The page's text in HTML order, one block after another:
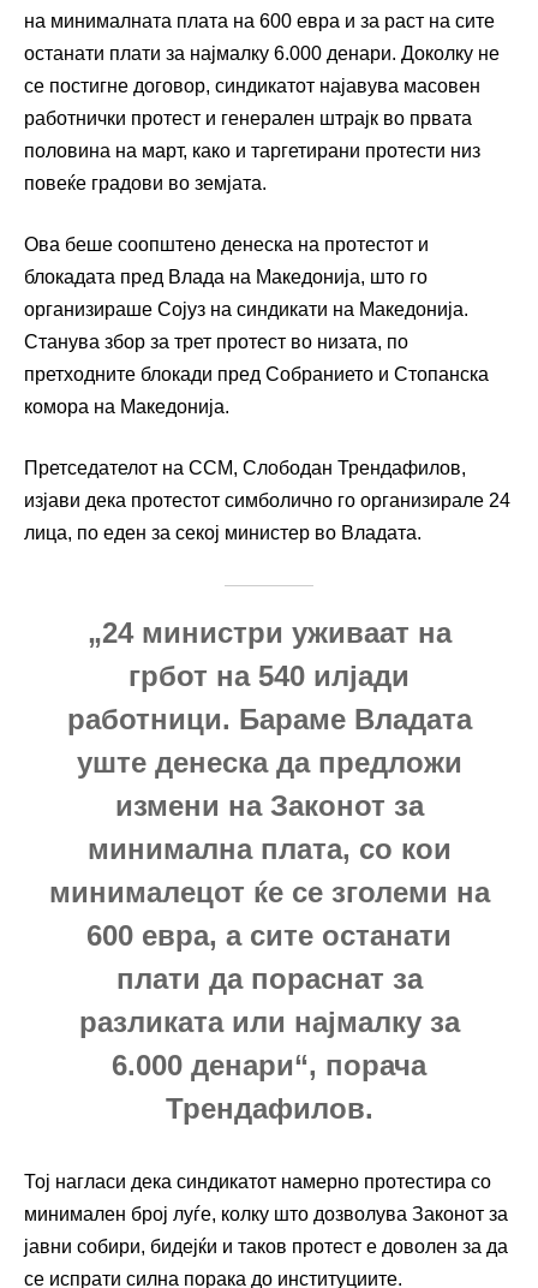
на минималната плата на 600 евра и за раст на сите
останати плати за најмалку 6.000 денари. Доколку не
се постигне договор, синдикатот најавува масовен
работнички протест и генерален штрајк во првата
половина на март, како и таргетирани протести низ
повеќе градови во земјата.
Ова беше соопштено денеска на протестот и
блокадата пред Влада на Македонија, што го
организираше Сојуз на синдикати на Македонија.
Станува збор за трет протест во низата, по
претходните блокади пред Собранието и Стопанска
комора на Македонија.
Претседателот на ССМ, Слободан Трендафилов,
изјави дека протестот симболично го организирале 24
лица, по еден за секој министер во Владата.
„24 министри уживаат на
грбот на 540 илјади
работници. Бараме Владата
уште денеска да предложи
измени на Законот за
минимална плата, со кои
минималецот ќе се зголеми на
600 евра, а сите останати
плати да пораснат за
разликата или најмалку за
6.000 денари“, порача
Трендафилов.
Тој нагласи дека синдикатот намерно протестира со
минимален број луѓе, колку што дозволува Законот за
јавни собири, бидејќи и таков протест е доволен за да
се испрати силна порака до институциите.